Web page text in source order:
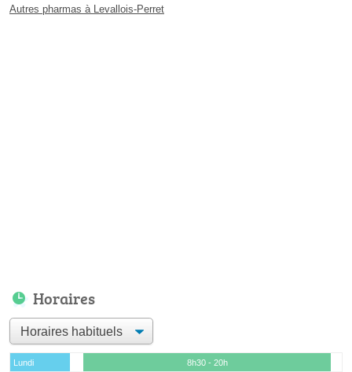
Autres pharmas à Levallois-Perret
Horaires
Lundi
8h30 - 20h